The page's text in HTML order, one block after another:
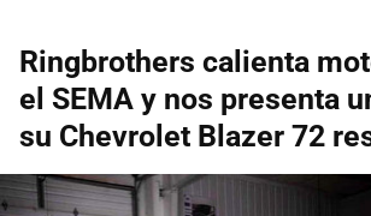
Ringbrothers calienta
el SEMA y nos presenta
su Chevrolet Blazer 72